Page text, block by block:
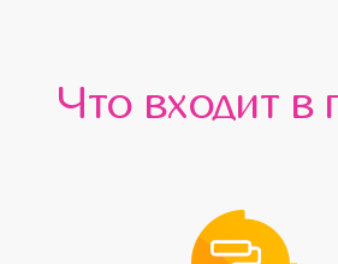
Что входит в